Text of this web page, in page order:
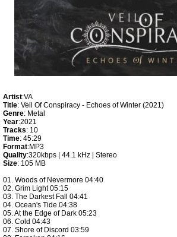
Artist:VA
Title: Veil Of Conspiracy - Echoes of Winter (2021)
Genre: Metal
Year:2021
Tracks: 10
Time: 45:29
Format:MP3
Quality:320kbps | 44.1 kHz | Stereo
Size: 105 MB
01. Woods of Nevermore 04:40
02. Grim Light 05:15
03. The Darkest Fall 04:41
04. Ocean's Tide 04:38
05. At the Edge of Dark 05:23
06. Cold 04:43
07. Shore of Discord 03:59